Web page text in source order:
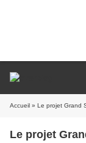
Accueil » Le projet Grand
Le projet